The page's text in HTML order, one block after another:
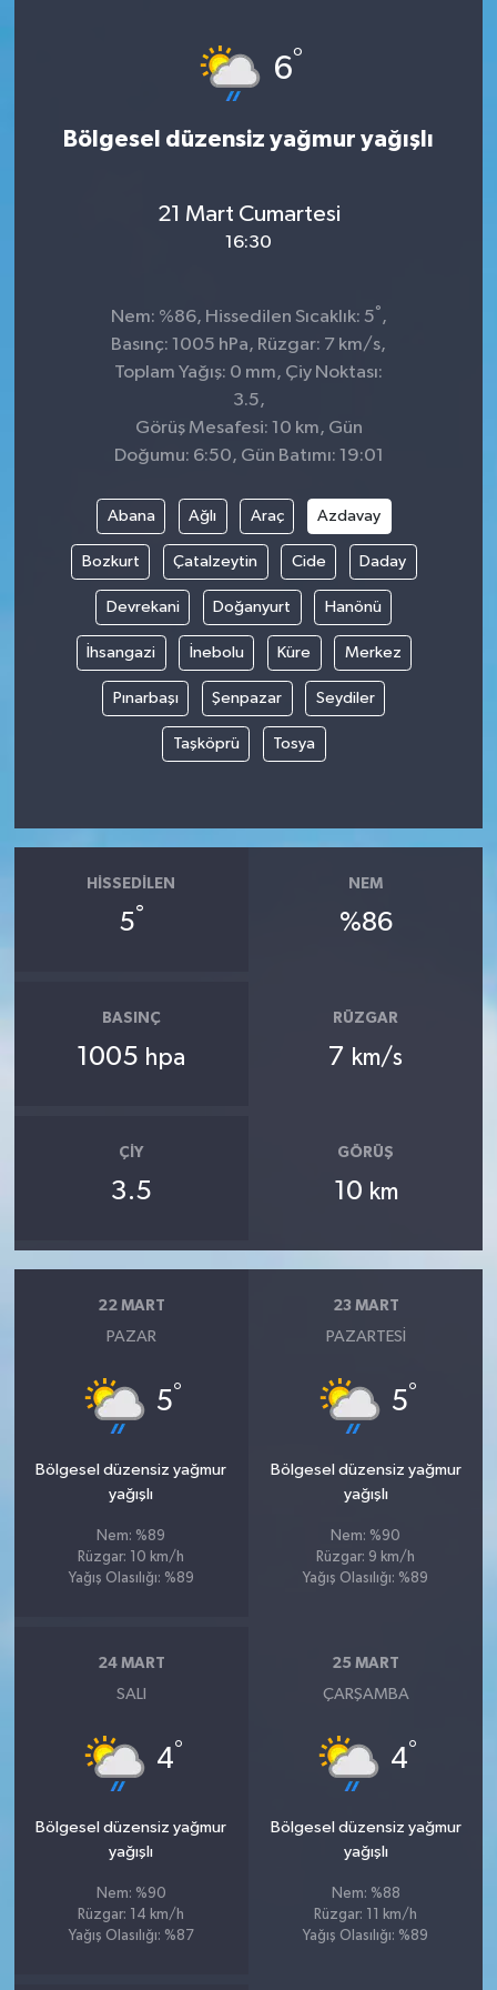
6°
Bölgesel düzensiz yağmur yağışlı
21 Mart Cumartesi
16:30
Nem: %86, Hissedilen Sıcaklık: 5° ,
Basınç: 1005 hPa, Rüzgar: 7 km/s,
Toplam Yağış: 0 mm, Çiy Noktası:
3.5,
Görüş Mesafesi: 10 km, Gün
Doğumu: 6:50, Gün Batımı: 19:01
Abana Ağlı Araç Azdavay
Bozkurt Çatalzeytin Cide Daday
Devrekani Doğanyurt Hanönü
İhsangazi İnebolu Küre Merkez
Pınarbaşı Şenpazar Seydiler
Taşköprü Tosya
HISSEDILEN
5°
NEM
%86
BASINÇ
1005 hpa
RÜZGAR
7 km/s
ÇIY
3.5
GÖRÜŞ
10 km
22 MART
PAZAR
5°
Bölgesel düzensiz yağmur
yağışlı
Nem: %89
Rüzgar: 10 km/h
Yağış Olasılığı: %89
23 MART
PAZARTESI
5°
Bölgesel düzensiz yağmur
yağışlı
Nem: %90
Rüzgar: 9 km/h
Yağış Olasılığı: %89
24 MART
SALI
4°
Bölgesel düzensiz yağmur
yağışlı
Nem: %90
Rüzgar: 14 km/h
Yağış Olasılığı: %87
25 MART
ÇARŞAMBA
4°
Bölgesel düzensiz yağmur
yağışlı
Nem: %88
Rüzgar: 11 km/h
Yağış Olasılığı: %89
Gündem
İlim & İrfan
KURDÎ
Sağlık & Yaşam
Spor
Yaşam